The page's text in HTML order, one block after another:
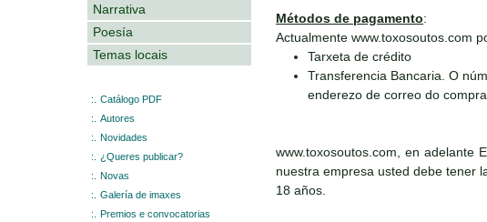
Narrativa
Poesía
Temas locais
:.
Catálogo PDF
:.
Autores
:.
Novidades
:.
¿Queres publicar?
:.
Novas
:.
Galería de imaxes
:.
Premios e convocatorias
Métodos de pagamento:
Actualmente www.toxosoutos.com
Tarxeta de crédito
Transferencia Bancaria. O
enderezo de correo do
www.toxosoutos.com, en adelante
nuestra empresa usted debe tener
18 años.